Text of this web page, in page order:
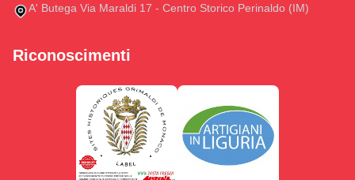
A' Butega Via Maraldi 17 - Centro Storico Perinaldo (IM)
Riconoscimenti